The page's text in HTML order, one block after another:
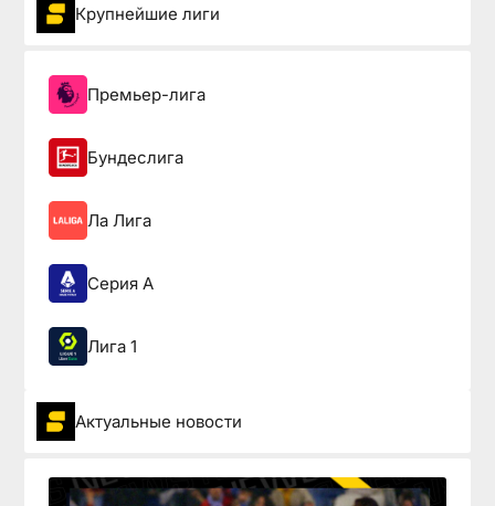
Крупнейшие лиги
Премьер-лига
Бундеслига
Ла Лига
Серия А
Лига 1
Актуальные новости